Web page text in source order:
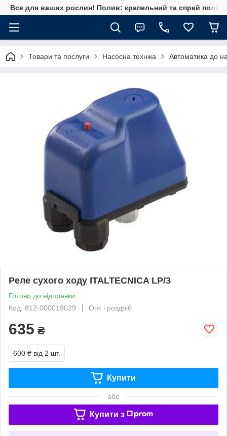
Все для ваших рослин! Полив: крапельний та спрей полив,
Товари та послуги Насосна техніка Автоматика до
Реле сухого ходу ITALTECNICA LP/3
Готово до відправки
Код: 812-000019029
Опт і роздріб
635 ₴
600 ₴ від 2 шт.
Купити
або
Купити з